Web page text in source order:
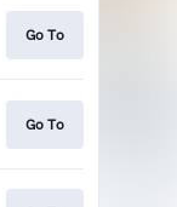
Go To
Go To